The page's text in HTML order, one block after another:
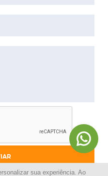
sua experiência. Ao